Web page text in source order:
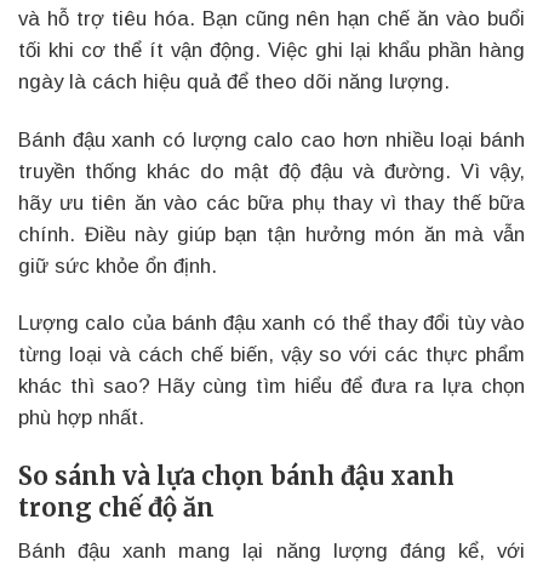
và hỗ trợ tiêu hóa. Bạn cũng nên hạn chế ăn vào buổi
tối khi cơ thể ít vận động. Việc ghi lại khẩu phần hàng
ngày là cách hiệu quả để theo dõi năng lượng.
Bánh đậu xanh có lượng calo cao hơn nhiều loại bánh
truyền thống khác do mật độ đậu và đường. Vì vậy,
hãy ưu tiên ăn vào các bữa phụ thay vì thay thế bữa
chính. Điều này giúp bạn tận hưởng món ăn mà vẫn
giữ sức khỏe ổn định.
Lượng calo của bánh đậu xanh có thể thay đổi tùy vào
từng loại và cách chế biến, vậy so với các thực phẩm
khác thì sao? Hãy cùng tìm hiểu để đưa ra lựa chọn
phù hợp nhất.
So sánh và lựa chọn bánh đậu xanh
trong chế độ ăn
Bánh đậu xanh mang lại năng lượng đáng kể, với